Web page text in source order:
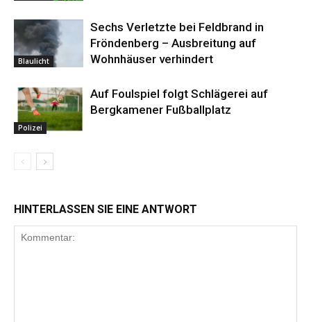
Blaulicht
Sechs Verletzte bei Feldbrand in
Fröndenberg – Ausbreitung auf
Wohnhäuser verhindert
Polizei
Auf Foulspiel folgt Schlägerei auf
Bergkamener Fußballplatz
HINTERLASSEN SIE EINE ANTWORT